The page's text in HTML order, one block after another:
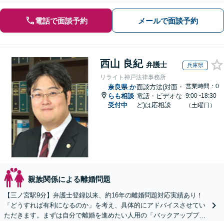
電話で面談予約 メールで面談予約
西山 良紀 弁護士 兵庫県
リライト神戸法律事務所
奈良県 か
らも相談
受付中
面談方法(対面・
電話・ビデオな
ど)は応相談
営業時間：0
9:00~18:30
（土曜日）
親族関係による離婚問題
【三ノ宮駅9分】弁護士登録以来、約16年の離婚問題対応実績あり！
「どうすれば有利になるのか」を考え、具体的にアドバイスさせてい
ただきます。まずは自分で離婚を進めたい人用の「バックアッププラ